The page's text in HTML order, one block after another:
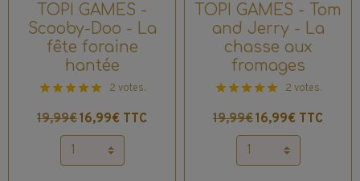
TOPI GAMES -
Scooby-Doo - La
fête foraine
hantée
2 votes.
19,99€16,99€ TTC
TOPI GAMES - Tom
and Jerry - La
chasse aux
fromages
2 votes.
19,99€16,99€ TTC